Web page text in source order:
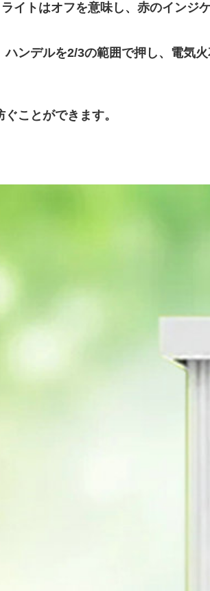
イトはオフを意味し、赤のインジ
ンデルを2/3の範囲で押し、電気
ことができます。